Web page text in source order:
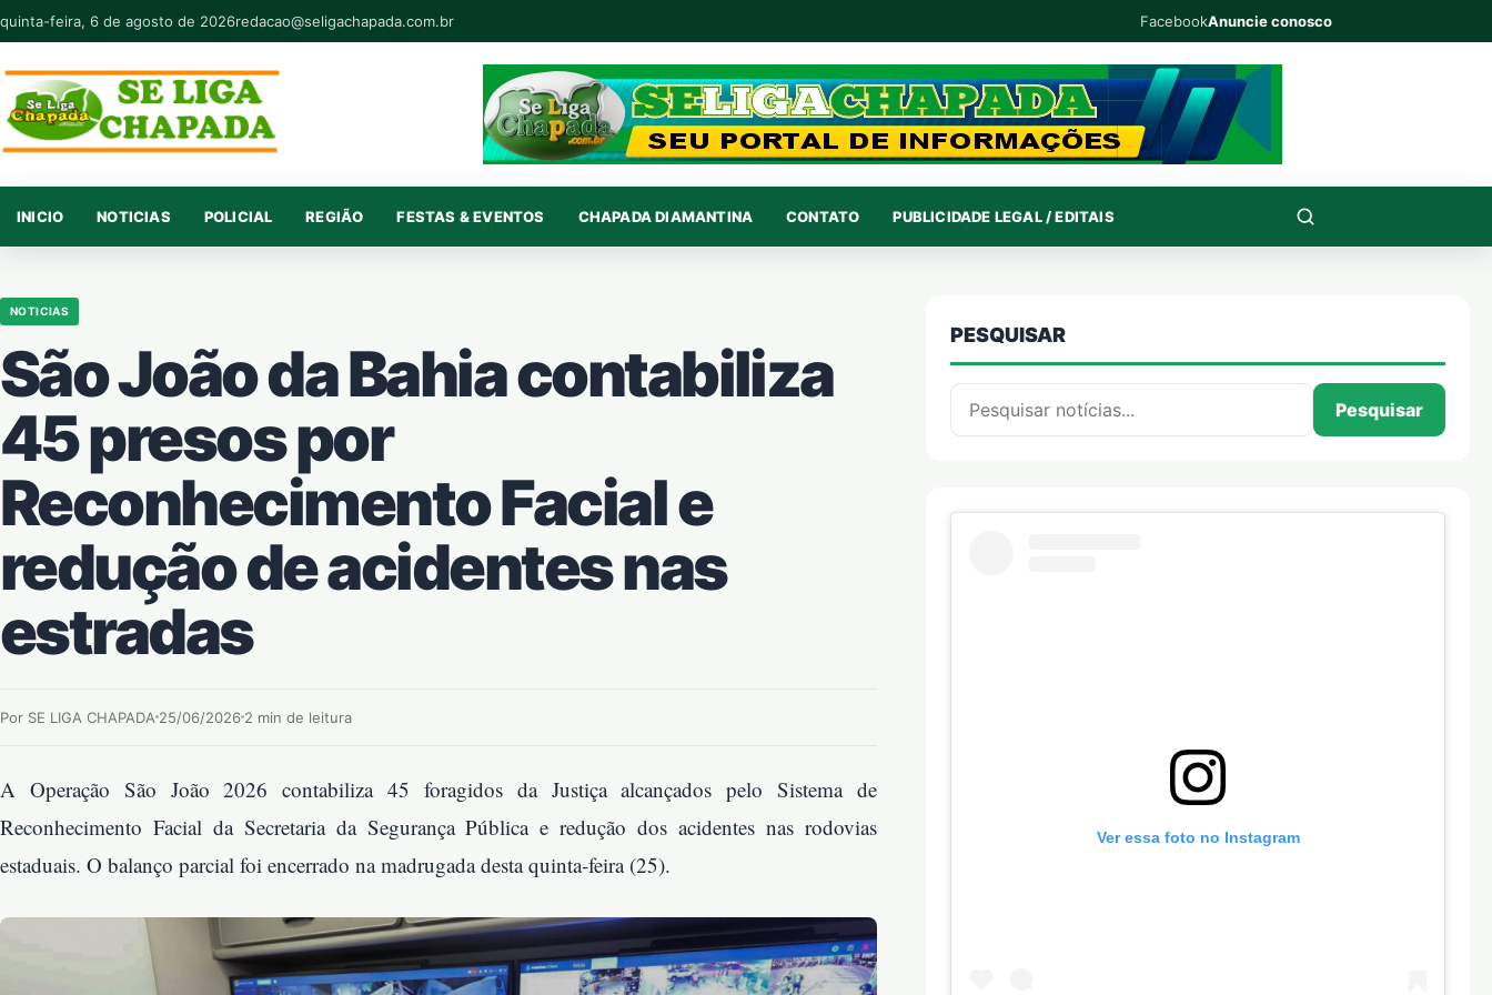
Pular para o conteúdo
quinta-feira, 6 de agosto de 2026redacao@seligachapada.com.br FacebookAnuncie conosco
INICIO NOTICIAS POLICIAL REGIÃO FESTAS & EVENTOS CHAPADA DIAMANTINA CONTATO PUBLICIDADE LEGAL / EDITAIS
NOTICIAS
São João da Bahia contabiliza
45 presos por
Reconhecimento Facial e
redução de acidentes nas
estradas
Por SE LIGA CHAPADA 25/06/2026 2 min de leitura
A Operação São João 2026 contabiliza 45 foragidos da Justiça alcançados pelo Sistema de
Reconhecimento Facial da Secretaria da Segurança Pública e redução dos acidentes nas rodovias
estaduais. O balanço parcial foi encerrado na madrugada desta quinta-feira (25).
PESQUISAR
Pesquisar por:
Pesquisar
Ver essa foto no Instagram